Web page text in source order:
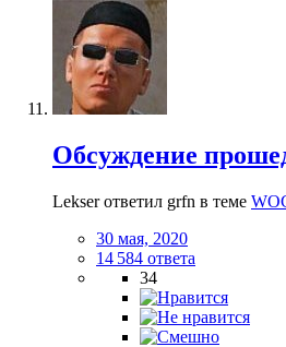
Обсуждение
Lekser ответил grfn в теме
30 мая, 2020
14 584 ответа
34